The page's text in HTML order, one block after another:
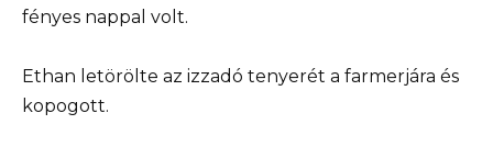
fényes nappal volt.
Ethan letörölte az izzadó tenyerét a farmerjára és
kopogott.